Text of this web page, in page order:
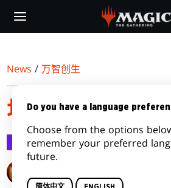
main
News / 万智创生
地洞开花，第二
万智创生 2024-07-15
Do you have a language
Choose from the options
remember your preferred
future.
简体中文 ENGLISH